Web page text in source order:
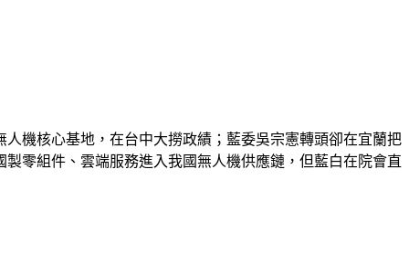
機核心基地，在台中大撈政績；藍委吳宗憲轉頭卻在宜蘭把
零組件、雲端服務進入我國無人機供應鏈，但藍白在院會直